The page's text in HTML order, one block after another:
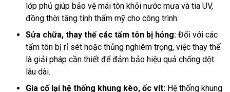
lớp phủ giúp bảo vệ mái tôn khỏi nước mưa và tia UV,
đồng thời tăng tính thẩm mỹ cho công trình.
Sửa chữa, thay thế các tấm tôn bị hỏng: Đối với các
tấm tôn bị rỉ sét hoặc thủng nghiêm trọng, việc thay thế
là giải pháp cần thiết để đảm bảo hiệu quả chống dột
lâu dài.
Gia cố lại hệ thống khung kèo, ốc vít: Hệ thống khung